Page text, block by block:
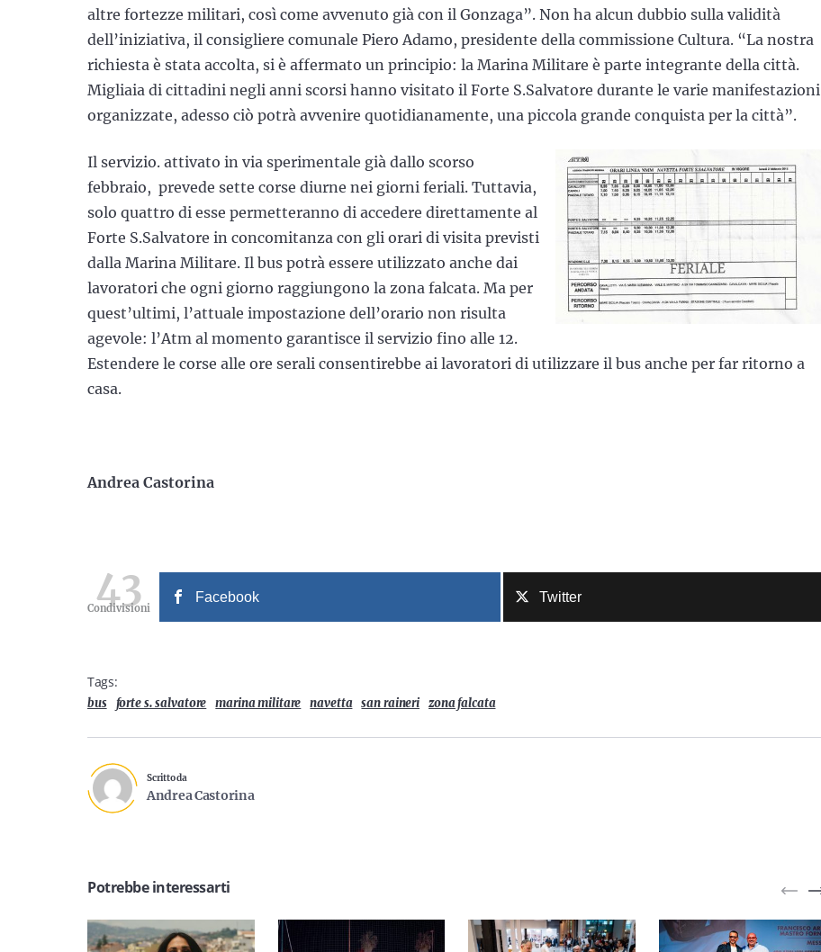
altre fortezze militari, così come avvenuto già con il Gonzaga”. Non ha alcun dubbio sulla validità
dell’iniziativa, il consigliere comunale Piero Adamo, presidente della commissione Cultura. “La nostra
richiesta è stata accolta, si è affermato un principio: la Marina Militare è parte integrante della città.
Migliaia di cittadini negli anni scorsi hanno visitato il Forte S.Salvatore durante le varie manifestazioni
organizzate, adesso ciò potrà avvenire quotidianamente, una piccola grande conquista per la città”.
Il servizio. attivato in via sperimentale già dallo scorso
febbraio, prevede sette corse diurne nei giorni feriali. Tuttavia,
solo quattro di esse permetteranno di accedere direttamente al
Forte S.Salvatore in concomitanza con gli orari di visita previsti
dalla Marina Militare. Il bus potrà essere utilizzato anche dai
lavoratori che ogni giorno raggiungono la zona falcata. Ma per
quest’ultimi, l’attuale impostazione dell’orario non risulta
agevole: l’Atm al momento garantisce il servizio fino alle 12.
Estendere le corse alle ore serali consentirebbe ai lavoratori di utilizzare il bus anche per far ritorno a
casa.
Andrea Castorina
43
Condivisioni
Facebook Twitter
Tags:
bus forte s. salvatore marina militare navetta san raineri zona falcata
Scritto da
Andrea Castorina
Potrebbe interessarti